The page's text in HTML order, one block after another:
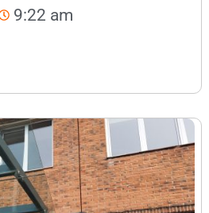
9:22 am